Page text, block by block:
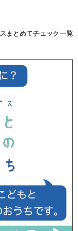
まとめてチェック一覧